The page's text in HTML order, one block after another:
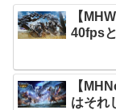
【
40fps
【
はそれ